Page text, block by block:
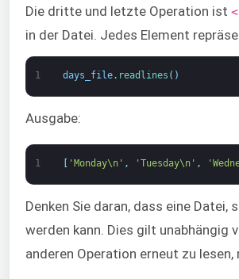
Die dritte und letzte Operation ist
in der Datei. Jedes Element
1 days_file. readlines ( )
Ausgabe:
1 'Monday\n' , 'Tuesday\n' ,
Denken Sie daran, dass eine
werden kann. Dies gilt unabhängig
anderen Operation erneut zu